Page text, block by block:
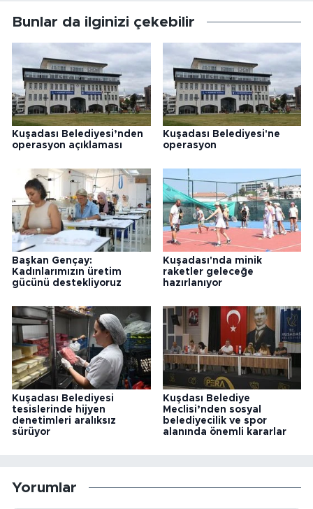
Bunlar da ilginizi çekebilir
Kuşadası Belediyesi’nden
operasyon açıklaması
Kuşadası Belediyesi'ne
operasyon
Başkan Gençay:
Kadınlarımızın üretim
gücünü destekliyoruz
Kuşadası'nda minik
raketler geleceğe
hazırlanıyor
Kuşadası Belediyesi
tesislerinde hijyen
denetimleri aralıksız
sürüyor
Kuşdası Belediye
Meclisi’nden sosyal
belediyecilik ve spor
alanında önemli kararlar
Yorumlar